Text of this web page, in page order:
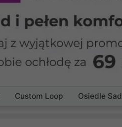
Custom Loop Osiedle